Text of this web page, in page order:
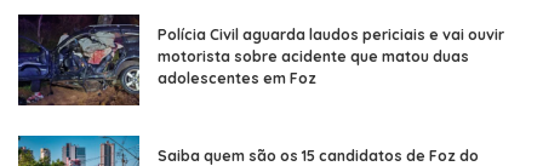
Polícia Civil aguarda laudos periciais e vai ouvir
motorista sobre acidente que matou duas
adolescentes em Foz
Saiba quem são os 15 candidatos de Foz do